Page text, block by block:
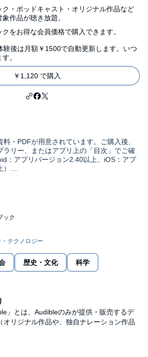
ク・ポッドキャスト・オリジナル作品など
作品が聴き放題。
をお得な会員価格で購入できます。
験後は月額￥1500で自動更新します。いつ
。
￥1,120 で購入
・PDFが用意されています。ご購入後、
ラリー、またはアプリ上の「目次」でご確
：アプリバージョン2.40以上、iOS：アプ
始まろうとしている。牽引役となるの
資マネーが押し寄せている。新しい技術
れはいったい何なのか」「今後どのよう
見極め、合理的な戦略を選ぶしかない。
ず競争力を失う。コンピュータとインタ
ックの動向と、底流にある原理を伝え
』２０１７年８月２６日号掲載の２９ペー
歴史・文化 科学
」とは、Audibleのみが提供・販売するデ
オリジナル作品や、独自ナレーション作品